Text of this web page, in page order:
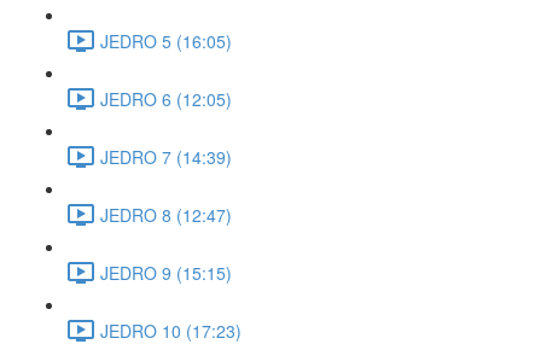
JEDRO 5 (16:05)
JEDRO 6 (12:05)
JEDRO 7 (14:39)
JEDRO 8 (12:47)
JEDRO 9 (15:15)
JEDRO 10 (17:23)